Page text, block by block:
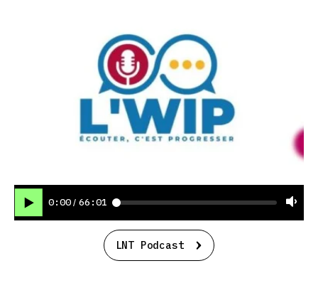
0:00 / 66:01
LNT Podcast